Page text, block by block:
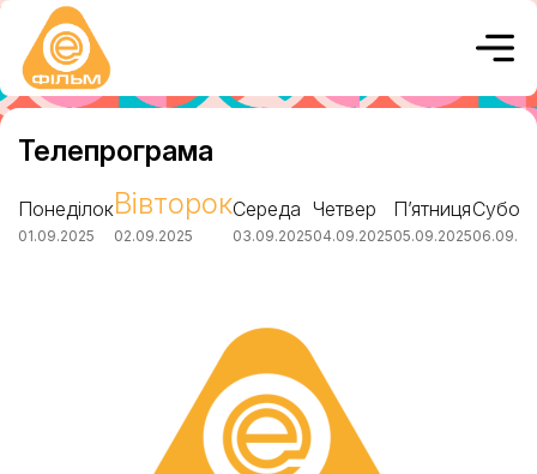
Телепрограма
Понеділок
01.09.2025
Вівторок
02.09.2025
Середа
03.09.2025
Четвер
04.09.2025
П’ятниця
05.09.2025